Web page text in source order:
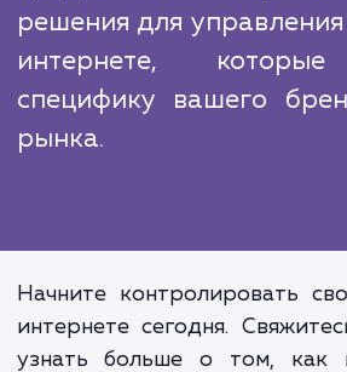
для нанесения вреда
разрабатываем и
борьбы с такими
юридические средства,
Мы понимаем, что
уникален, и у